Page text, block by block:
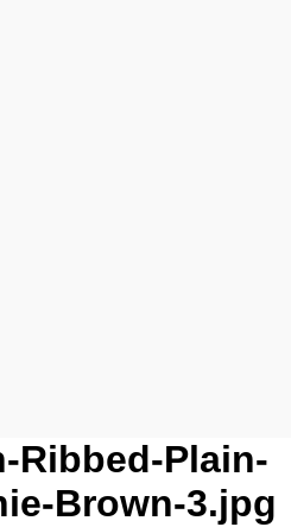
Ribbed-Plain-
Brown-3.jpg